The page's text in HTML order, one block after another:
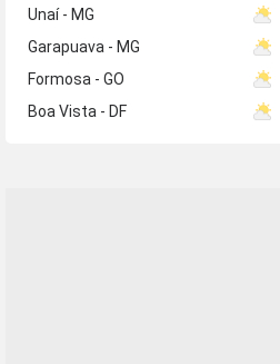
Unaí - MG
Garapuava - MG
Formosa - GO
Boa Vista - DF